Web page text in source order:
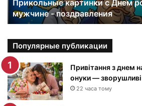
к
т
и
н
к
и
Прикольные картинки с Днем
мужчине - поздравления
Популярные публикации
Привітання з днем
онуки —
22 часа тому